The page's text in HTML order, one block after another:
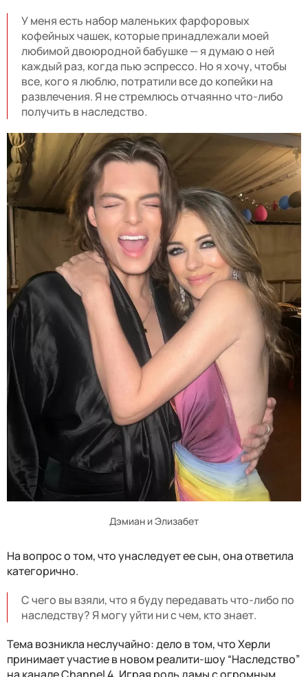
У меня есть набор маленьких фарфоровых
кофейных чашек, которые принадлежали моей
любимой двоюродной бабушке — я думаю о ней
каждый раз, когда пью эспрессо. Но я хочу, чтобы
все, кого я люблю, потратили все до копейки на
развлечения. Я не стремлюсь отчаянно что-либо
получить в наследство.
Дэмиан и Элизабет
На вопрос о том, что унаследует ее сын, она ответила
категорично.
С чего вы взяли, что я буду передавать что-либо по
наследству? Я могу уйти ни с чем, кто знает.
Тема возникла неслучайно: дело в том, что Херли
принимает участие в новом реалити-шоу “Наследство”